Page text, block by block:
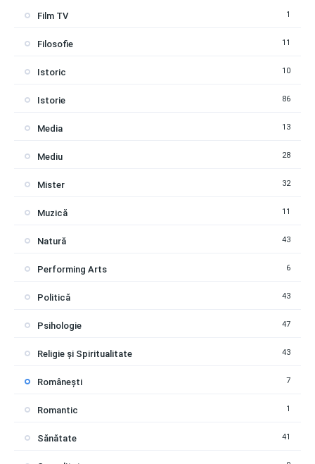
Film TV 1
Filosofie 11
Istoric 10
Istorie 86
Media 13
Mediu 28
Mister 32
Muzică 11
Natură 43
Performing Arts 6
Politică 43
Psihologie 47
Religie și Spiritualitate 43
Românești 7
Romantic 1
Sănătate 41